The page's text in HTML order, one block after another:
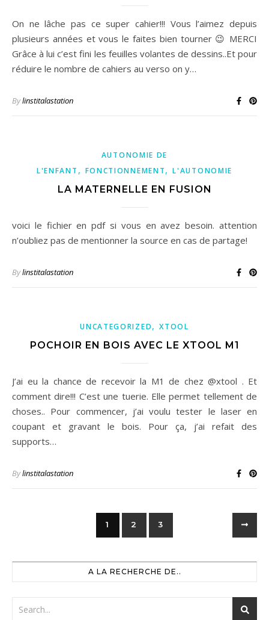
On ne lâche pas ce super cahier!!! Vous l’aimez depuis
plusieurs années et vous le faites bien tourner 😉 MERCI
Grâce à lui c’est fini les feuilles volantes de dessins..Et pour
réduire le nombre de cahiers au verso on y…
Bylinstitalastation
AUTONOMIE DE
L'ENFANT , FONCTIONNEMENT,L'AUTONOMIE
LA MATERNELLE EN FUSION
voici le fichier en pdf si vous en avez besoin. attention
n’oubliez pas de mentionner la source en cas de partage!
Bylinstitalastation
UNCATEGORIZED,XTOOL
POCHOIR EN BOIS AVEC LE XTOOL M1
J’ai eu la chance de recevoir la M1 de chez @xtool . Et
comment dire!!! C’est une tuerie. Elle permet tellement de
choses.. Pour commencer, j’ai voulu tester le laser en
coupant et gravant le bois. Pour ça, j’ai refait des
supports…
Bylinstitalastation
1 2 3
A LA RECHERCHE DE..